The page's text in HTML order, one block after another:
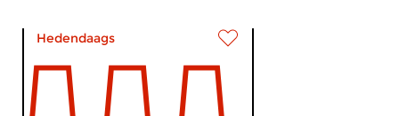
Hedendaags